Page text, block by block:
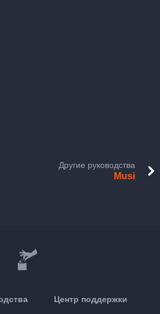
Другие руководства
Musi
Центр поддержки